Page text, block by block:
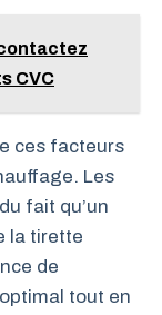
CVC
ces facteurs
Les
fait qu’un
la tirette
de
tout en